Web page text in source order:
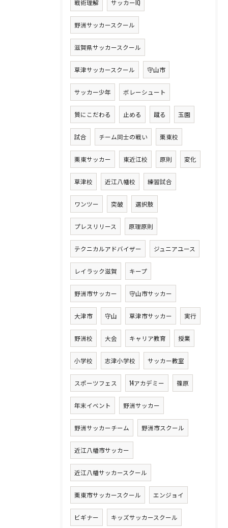
戦術理解 サッカーIQ
野洲サッカースクール
滋賀県サッカースクール
草津サッカースクール 守山市
サッカー少年 ボレーシュート
質にこだわる 止める 蹴る 玉園
試合 チーム同士の戦い 栗東校
栗東サッカー 東近江校 原則 変化
草津校 近江八幡校 練習試合
ワンツー 突破 選択肢
プレスリリース 原理原則
テクニカルアドバイザー ジュニアユース
レイラック滋賀 キープ
野洲市サッカー 守山市サッカー
大津市 守山 草津市サッカー 実行
野洲校 大会 キャリア教育 授業
小学校 志津小学校 サッカー教室
スポーツフェス 14アカデミー 篠原
年末イベント 野洲サッカー
野洲サッカーチーム 野洲市スクール
近江八幡市サッカー
近江八幡サッカースクール
栗東市サッカースクール エンジョイ
ビギナー キッズサッカースクール